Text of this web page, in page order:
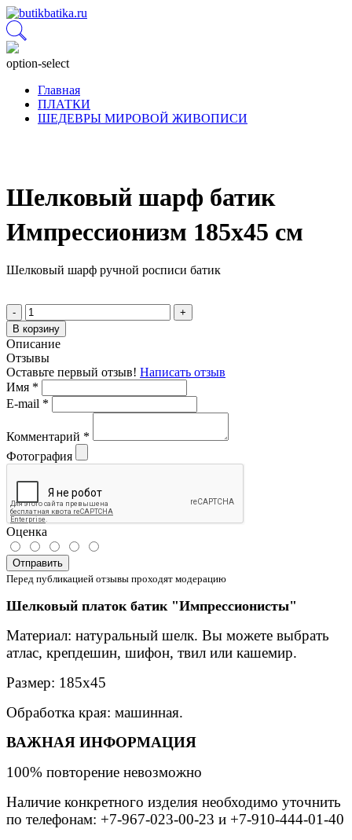
option-select
Главная
ПЛАТКИ
ШЕДЕВРЫ МИРОВОЙ ЖИВОПИСИ
Шелковый шарф батик
Импрессионизм 185x45 см
Шелковый шарф ручной росписи батик
-
+
В корзину
Описание
Отзывы
Оставьте первый отзыв! Написать отзыв
Имя *
E-mail *
Комментарий *
Фотография
Оценка
Отправить
Перед публикацией отзывы проходят модерацию
Шелковый платок батик "Импрессионисты"
Материал: натуральный шелк. Вы можете выбрать
атлас, крепдешин, шифон, твил или кашемир.
Размер: 185х45
Обработка края: машинная.
ВАЖНАЯ ИНФОРМАЦИЯ
100% повторение невозможно
Наличие конкретного изделия необходимо уточнить
по телефонам: +7-967-023-00-23 и +7-910-444-01-40